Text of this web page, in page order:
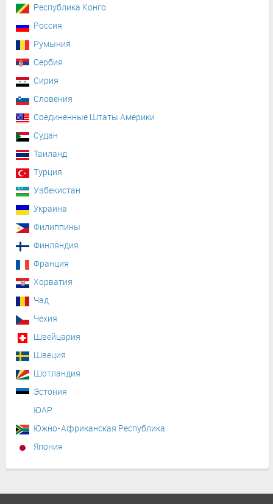
Республика Конго
Россия
Румыния
Сербия
Сирия
Словения
Соединенные Штаты Америки
Судан
Таиланд
Турция
Узбекистан
Украина
Филиппины
Финляндия
Франция
Хорватия
Чад
Чехия
Швейцария
Швеция
Шотландия
Эстония
ЮАР
Южно-Африканская Республика
Япония